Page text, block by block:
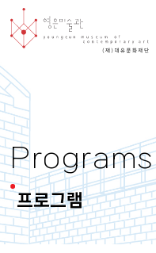
Programs
프로그램